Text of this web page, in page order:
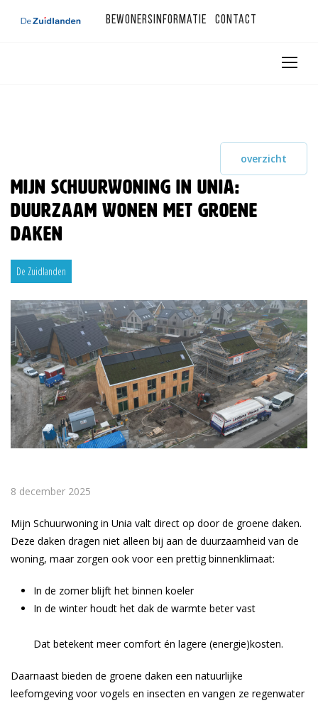
Bewonersinformatie Contact
overzicht
Mijn Schuurwoning in Unia:
duurzaam wonen met groene
daken
De Zuidlanden
8 december 2025
Mijn Schuurwoning in Unia valt direct op door de groene daken.
Deze daken dragen niet alleen bij aan de duurzaamheid van de
woning, maar zorgen ook voor een prettig binnenklimaat:
In de zomer blijft het binnen koeler
In de winter houdt het dak de warmte beter vast
Dat betekent meer comfort én lagere (energie)kosten.
Daarnaast bieden de groene daken een natuurlijke
leefomgeving voor vogels en insecten en vangen ze regenwater